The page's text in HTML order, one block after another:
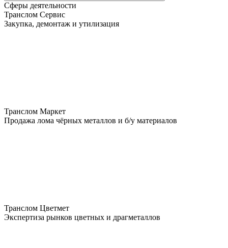
Сферы деятельности
Транслом Сервис
Закупка, демонтаж и утилизация
Транслом Маркет
Продажа лома чёрных металлов и б/у материалов
Транслом Цветмет
Экспертиза рынков цветных и драгметаллов